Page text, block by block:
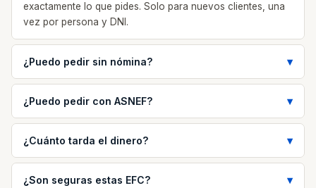
exactamente lo que pides. Solo para nuevos clientes, una
vez por persona y DNI.
¿Puedo pedir sin nómina?
¿Puedo pedir con ASNEF?
¿Cuánto tarda el dinero?
¿Son seguras estas EFC?